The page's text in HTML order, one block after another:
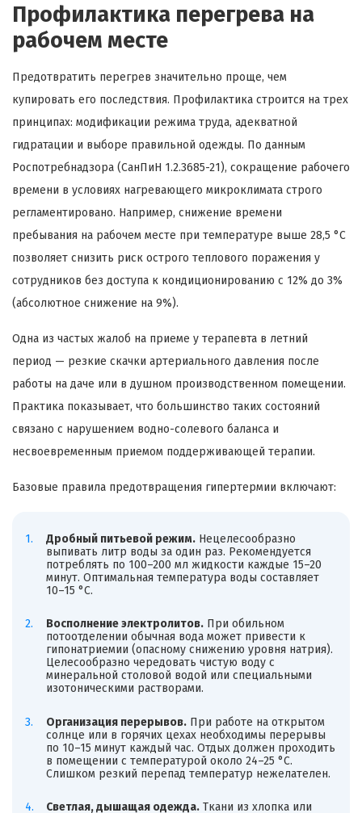
Профилактика перегрева на
рабочем месте
Предотвратить перегрев значительно проще, чем
купировать его последствия. Профилактика строится на трех
принципах: модификации режима труда, адекватной
гидратации и выборе правильной одежды. По данным
Роспотребнадзора (СанПиН 1.2.3685-21), сокращение рабочего
времени в условиях нагревающего микроклимата строго
регламентировано. Например, снижение времени
пребывания на рабочем месте при температуре выше 28,5 °C
позволяет снизить риск острого теплового поражения у
сотрудников без доступа к кондиционированию с 12% до 3%
(абсолютное снижение на 9%).
Одна из частых жалоб на приеме у терапевта в летний
период — резкие скачки артериального давления после
работы на даче или в душном производственном помещении.
Практика показывает, что большинство таких состояний
связано с нарушением водно-солевого баланса и
несвоевременным приемом поддерживающей терапии.
Базовые правила предотвращения гипертермии включают:
Дробный питьевой режим.Нецелесообразно
выпивать литр воды за один раз. Рекомендуется
потреблять по 100–200 мл жидкости каждые 15–20
минут. Оптимальная температура воды составляет
10–15 °C.
Восполнение электролитов.При обильном
потоотделении обычная вода может привести к
гипонатриемии (опасному снижению уровня натрия).
Целесообразно чередовать чистую воду с
минеральной столовой водой или специальными
изотоническими растворами.
Организация перерывов.При работе на открытом
солнце или в горячих цехах необходимы перерывы
по 10–15 минут каждый час. Отдых должен проходить
в помещении с температурой около 24–25 °C.
Слишком резкий перепад температур нежелателен.
Светлая, дышащая одежда.Ткани из хлопка или